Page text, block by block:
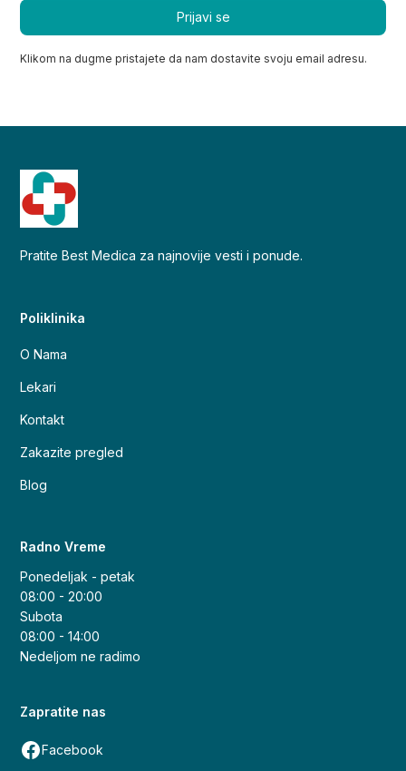
Klikom na dugme pristajete da nam dostavite svoju email adresu.
Pratite Best Medica za najnovije vesti i ponude.
Poliklinika
O Nama
Lekari
Kontakt
Zakazite pregled
Blog
Radno Vreme
Ponedeljak - petak
08:00 - 20:00
Subota
08:00 - 14:00
Nedeljom ne radimo
Zapratite nas
Facebook